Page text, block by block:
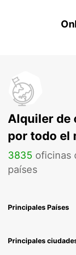
Alquiler de
por todo el
3835 oficinas
países
Principales Países
Principales